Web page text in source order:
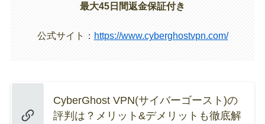
最大45日間返金保証付き
公式サイト： https://www.cyberghostvpn.com/
CyberGhost VPN(サイバーゴースト)の
評判は？メリット&デメリットも徹底解